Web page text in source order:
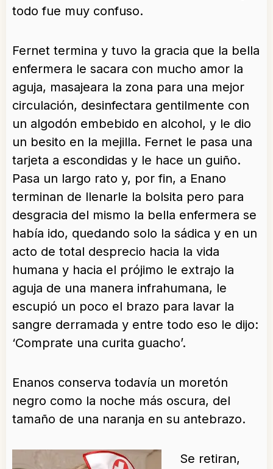
todo fue muy confuso.
Fernet termina y tuvo la gracia que la bella
enfermera le sacara con mucho amor la
aguja, masajeara la zona para una mejor
circulación, desinfectara gentilmente con
un algodón embebido en alcohol, y le dio
un besito en la mejilla. Fernet le pasa una
tarjeta a escondidas y le hace un guiño.
Pasa un largo rato y, por fin, a Enano
terminan de llenarle la bolsita pero para
desgracia del mismo la bella enfermera se
había ido, quedando solo la sádica y en un
acto de total desprecio hacia la vida
humana y hacia el prójimo le extrajo la
aguja de una manera infrahumana, le
escupió un poco el brazo para lavar la
sangre derramada y entre todo eso le dijo:
‘Comprate una curita guacho’.
Enanos conserva todavía un moretón
negro como la noche más oscura, del
tamaño de una naranja en su antebrazo.
Se retiran,